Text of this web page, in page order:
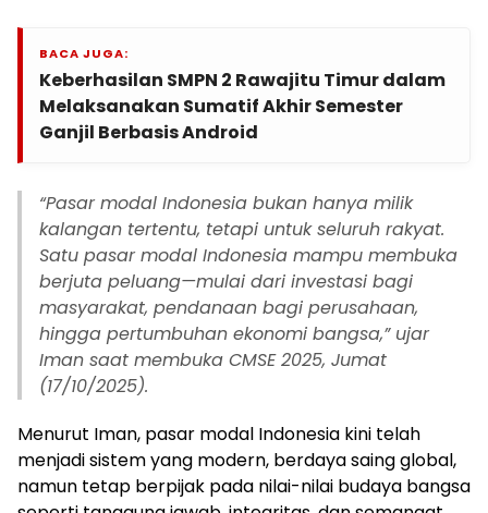
BACA JUGA:
Keberhasilan SMPN 2 Rawajitu Timur dalam
Melaksanakan Sumatif Akhir Semester
Ganjil Berbasis Android
“Pasar modal Indonesia bukan hanya milik
kalangan tertentu, tetapi untuk seluruh rakyat.
Satu pasar modal Indonesia mampu membuka
berjuta peluang—mulai dari investasi bagi
masyarakat, pendanaan bagi perusahaan,
hingga pertumbuhan ekonomi bangsa,” ujar
Iman saat membuka CMSE 2025, Jumat
(17/10/2025).
Menurut Iman, pasar modal Indonesia kini telah
menjadi sistem yang modern, berdaya saing global,
namun tetap berpijak pada nilai-nilai budaya bangsa